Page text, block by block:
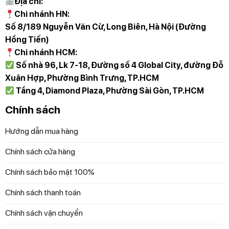
Đặc điểm sản phẩm
Loại nồi:
Nồi cơm điện cao tần
Chức năng nấu:Nấu gạo hạt ngắn, Nấu cơm, Hâm
nóng, Hấp gạo nếp, Nấu cháo, Nấu gạo ngọt, Nấu cơm
sinh lòng nồi
Chi nhánh HN:
Số 8/189 Nguyễn Văn Cừ, Long Biên, Hà Nội (Đường
Hồng Tiến)
Chi nhánh HCM:
Số nhà 96, Lk 7-18, Đường số 4 Global City, đường Đỗ
Xuân Hợp, Phường Bình Trưng, TP.HCM
Tầng 4, Diamond Plaza, Phường Sài Gòn, TP.HCM
Chính sách
Hướng dẫn mua hàng
Chính sách cửa hàng
Chính sách bảo mật 100%
Chính sách thanh toán
Chính sách vận chuyển